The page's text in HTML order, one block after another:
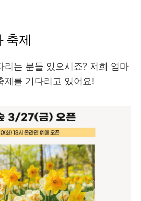
축제
리는 분들 있으시죠? 저희 엄마
제를 기다리고 있어요!